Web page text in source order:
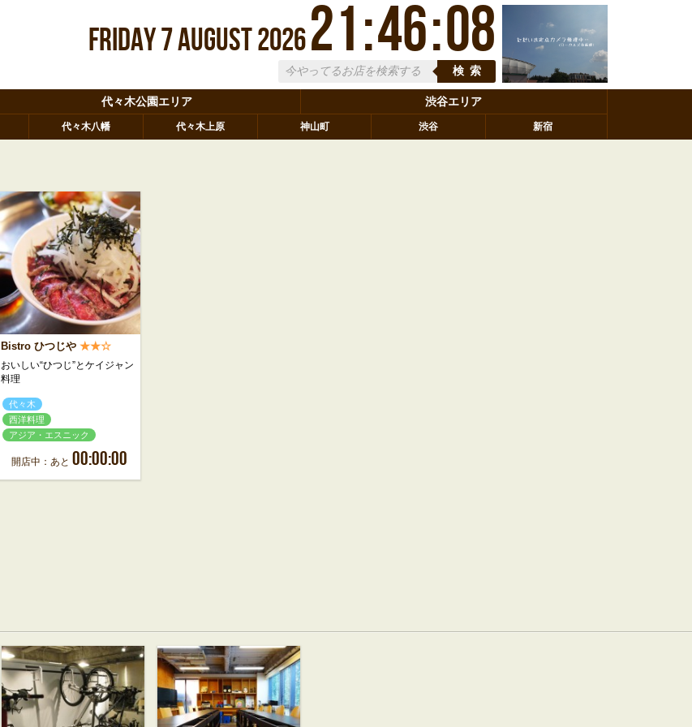
Friday7August202621:46:09
検索
代々木公園エリア 渋谷エリア
代々木八幡 代々木上原 神山町 渋谷 新宿
Bistro ひつじや ★★☆
おいしい“ひつじ”とケイジャン
料理
代々木
西洋料理
アジア・エスニック
開店中：あと 00:00:00